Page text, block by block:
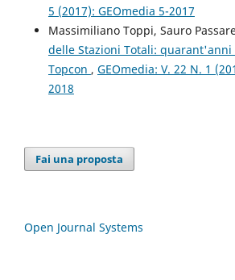
5 (2017): GEOmedia 5-2017
Massimiliano Toppi, Sauro
delle Stazioni Totali:
Topcon , GEOmedia: V. 22 N. 1
2018
Fai una proposta
Open Journal Systems